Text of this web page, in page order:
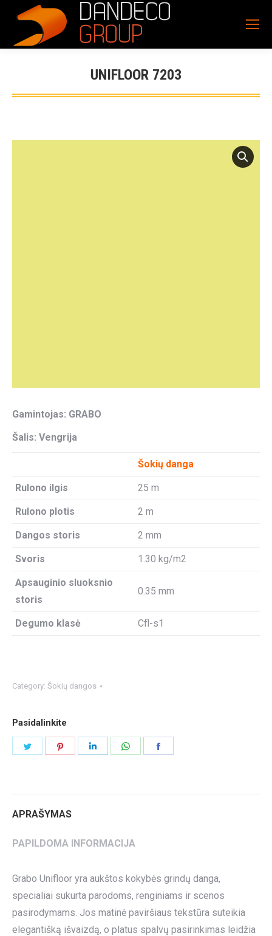
UNIFLOOR 7203
Gamintojas: GRABO
Šalis: Vengrija
Šokių danga
Rulono ilgis 25 m
Rulono plotis 2 m
Dangos storis 2 mm
Svoris 1.30 kg/m2
Apsauginio sluoksnio
storis
0.35 mm
Degumo klasė Cfl-s1
Category: Šokių dangos
Pasidalinkite
APRAŠYMAS
PAPILDOMA INFORMACIJA
Grabo Unifloor yra aukštos kokybės grindų danga,
specialiai sukurta parodoms, renginiams ir scenos
pasirodymams. Jos matinė paviršiaus tekstūra suteikia
elegantišką išvaizdą, o platus spalvų pasirinkimas leidžia